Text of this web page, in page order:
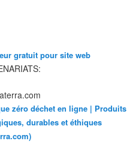
gratuit pour site web
zéro déchet en ligne | Produits
durables et éthiques